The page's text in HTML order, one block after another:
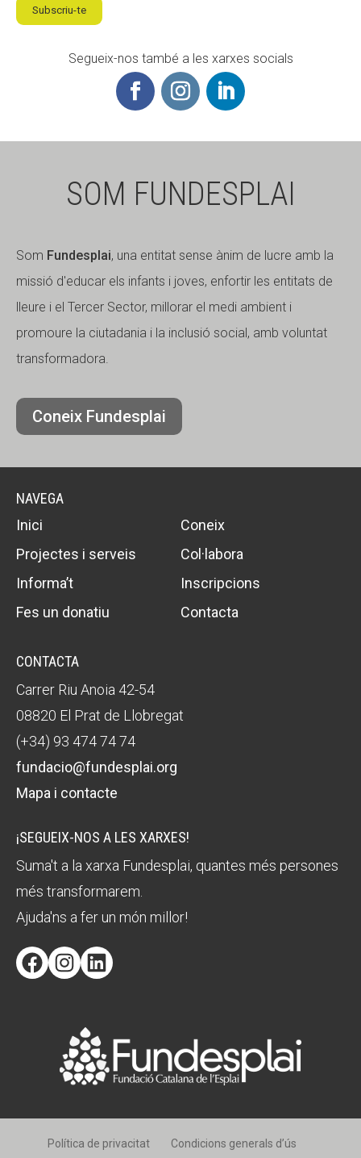
Subscriu-te
Segueix-nos també a les xarxes socials
SOM FUNDESPLAI
Som Fundesplai, una entitat sense ànim de lucre amb la
missió d'educar els infants i joves, enfortir les entitats de
lleure i el Tercer Sector, millorar el medi ambient i
promoure la ciutadania i la inclusió social, amb voluntat
transformadora.
Coneix Fundesplai
NAVEGA
Inici
Coneix
Projectes i serveis
Col·labora
Informa’t
Inscripcions
Fes un donatiu
Contacta
CONTACTA
Carrer Riu Anoia 42-54
08820 El Prat de Llobregat
(+34) 93 474 74 74
fundacio@fundesplai.org
Mapa i contacte
¡SEGUEIX-NOS A LES XARXES!
Suma't a la xarxa Fundesplai, quantes més persones
més transformarem.
Ajuda'ns a fer un món millor!
FacebookInstagram
LinkedIn
Política de privacitat Condicions generals d’ús